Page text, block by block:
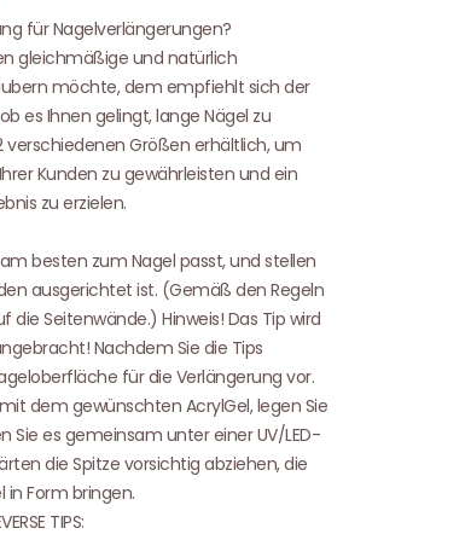
für Nagelverlängerungen?
gleichmäßige und natürlich
möchte, dem empfiehlt sich der
es Ihnen gelingt, lange Nägel zu
verschiedenen Größen erhältlich, um
Kunden zu gewährleisten und ein
zu erzielen.
besten zum Nagel passt, und stellen
ausgerichtet ist. (Gemäß den Regeln
Seitenwände.) Hinweis! Das Tip wird
Nachdem Sie die Tips
für die Verlängerung vor.
dem gewünschten AcrylGel, legen Sie
es gemeinsam unter einer UV/LED-
die Spitze vorsichtig abziehen, die
Form bringen.
TIPS: